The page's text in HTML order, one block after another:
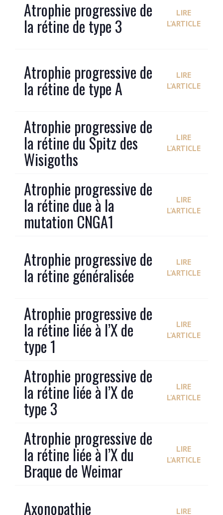
Atrophie progressive de
la rétine de type 3
LIRE
L'ARTICLE
Atrophie progressive de
la rétine de type A
LIRE
L'ARTICLE
Atrophie progressive de
la rétine du Spitz des
Wisigoths
LIRE
L'ARTICLE
Atrophie progressive de
la rétine due à la
mutation CNGA1
LIRE
L'ARTICLE
Atrophie progressive de
la rétine généralisée
LIRE
L'ARTICLE
Atrophie progressive de
la rétine liée à l’X de
type 1
LIRE
L'ARTICLE
Atrophie progressive de
la rétine liée à l’X de
type 3
LIRE
L'ARTICLE
Atrophie progressive de
la rétine liée à l’X du
Braque de Weimar
LIRE
L'ARTICLE
Axonopathie LIRE